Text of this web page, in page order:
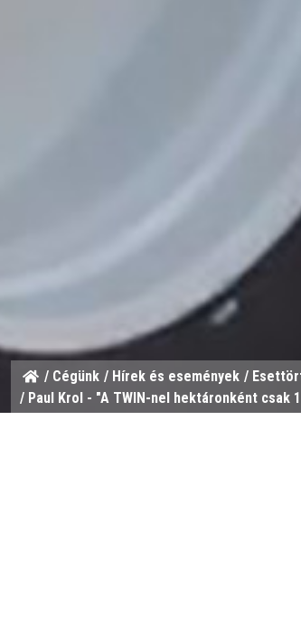
/ Cégünk / ​​Hírek és események /
/ Paul Krol - "A TWIN-nel hektáronként